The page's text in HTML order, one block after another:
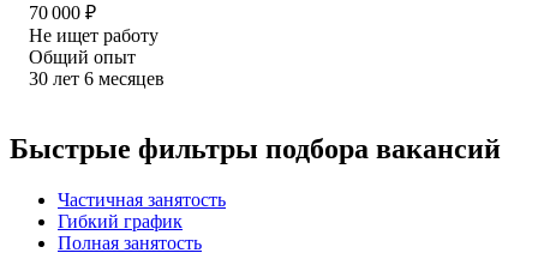
70 000 ₽
Не ищет работу
Общий опыт
30 лет 6 месяцев
Быстрые фильтры подбора вакансий
Частичная занятость
Гибкий график
Полная занятость